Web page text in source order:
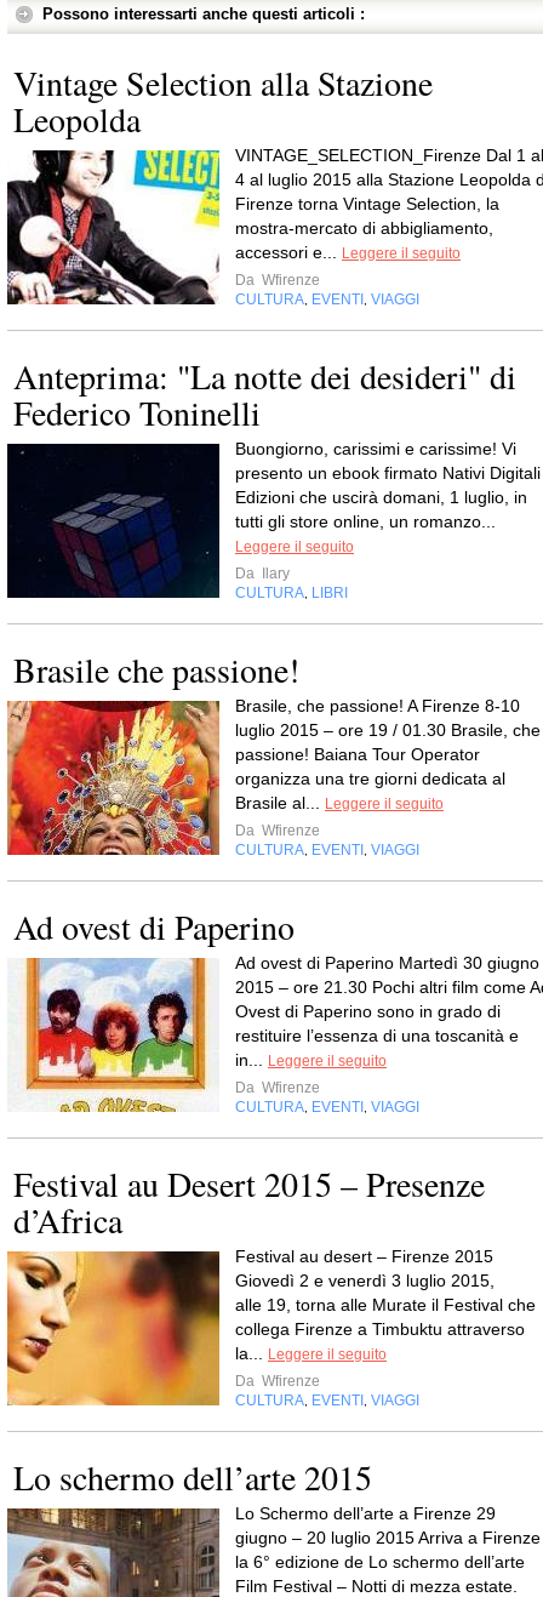
Possono interessarti anche questi articoli :
Vintage Selection alla Stazione
Leopolda
VINTAGE_SELECTION_Firenze Dal 1 al
4 al luglio 2015 alla Stazione Leopolda
Firenze torna Vintage Selection, la
mostra-mercato di abbigliamento,
accessori e...
Leggere il seguito
Da Wfirenze
CULTURA EVENTI VIAGGI
Anteprima: "La notte dei desideri" di
Federico Toninelli
Buongiorno, carissimi e carissime! Vi
presento un ebook firmato Nativi Digitali
Edizioni che uscirà domani, 1 luglio, in
tutti gli store online, un romanzo...
Leggere il seguito
Da
Ilary
CULTURA LIBRI
Brasile che passione!
Brasile, che passione! A Firenze 8-10
luglio 2015 – ore 19 / 01.30 Brasile, che
passione! Baiana Tour Operator
organizza una tre giorni dedicata al
Brasile al...
Leggere il seguito
Da Wfirenze
CULTURA EVENTI VIAGGI
Ad ovest di Paperino
Ad ovest di Paperino Martedì 30 giugno
2015 – ore 21.30 Pochi altri film come
Ovest di Paperino sono in grado di
restituire l’essenza di una toscanità e
in...
Leggere il seguito
Da Wfirenze
CULTURA EVENTI VIAGGI
Festival au Desert 2015 – Presenze
d’Africa
Festival au desert – Firenze 2015
Giovedì 2 e venerdì 3 luglio 2015,
alle 19, torna alle Murate il Festival che
collega Firenze a Timbuktu attraverso
la...
Leggere il seguito
Da Wfirenze
CULTURA EVENTI VIAGGI
Lo schermo dell’arte 2015
Lo Schermo dell’arte a Firenze 29
giugno – 20 luglio 2015 Arriva a Firenze
la 6° edizione de Lo schermo dell’arte
Film Festival – Notti di mezza estate.